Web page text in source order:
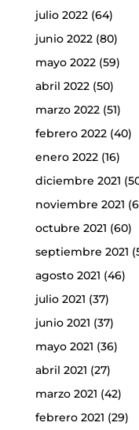
julio 2022(64)
junio 2022(80)
mayo 2022(59)
abril 2022(50)
marzo 2022(51)
febrero 2022(40)
enero 2022(16)
diciembre 2021
noviembre 2021
octubre 2021 (60)
septiembre 2021
agosto 2021 (46)
julio 2021 (37)
junio 2021 (37)
mayo 2021 (36)
abril 2021 (27)
marzo 2021 (42)
febrero 2021 (29)